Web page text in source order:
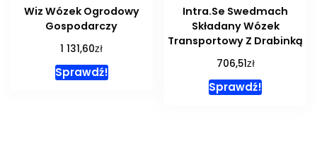
Wiz Wózek Ogrodowy
Gospodarczy
1 131,60zł
Sprawdź!
Intra.Se Swedmach
Składany Wózek
Transportowy Z Drabinką
706,51zł
Sprawdź!